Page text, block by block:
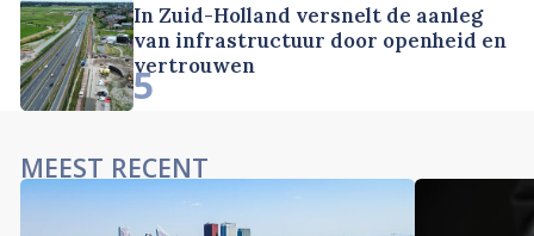
In Zuid-Holland versnelt de aanleg
van infrastructuur door openheid en
vertrouwen
5
MEEST RECENT